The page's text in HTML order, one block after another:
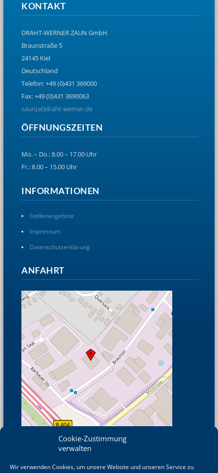
Cookie-Zustimmung
verwalten
Wir verwenden Cookies, um unsere Website und unseren Service zu
KONTAKT
DRAHT-WERNER ZAUN GmbH
Braunstraße 5
24145 Kiel
Deutschland
Telefon: +49 (0)431 369000
Fax: +49 (0)431 3690063
zaun(at)draht-werner.de
ÖFFNUNGSZEITEN
Mo. – Do.: 8.00 – 17.00 Uhr
Fr.: 8.00 – 15.00 Uhr
INFORMATIONEN
Stellenangebote
Impressum
Datenschutzerklärung
ANFAHRT